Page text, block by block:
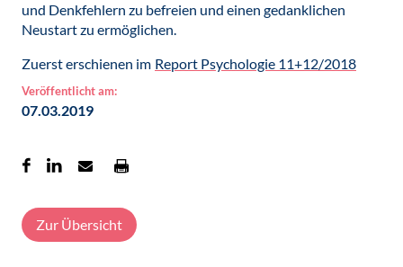
und Denkfehlern zu befreien und einen gedanklichen
Neustart zu ermöglichen.
Zuerst erschienen im Report Psychologie 11+12/2018
Veröffentlicht am:
07.03.2019
Zur Übersicht